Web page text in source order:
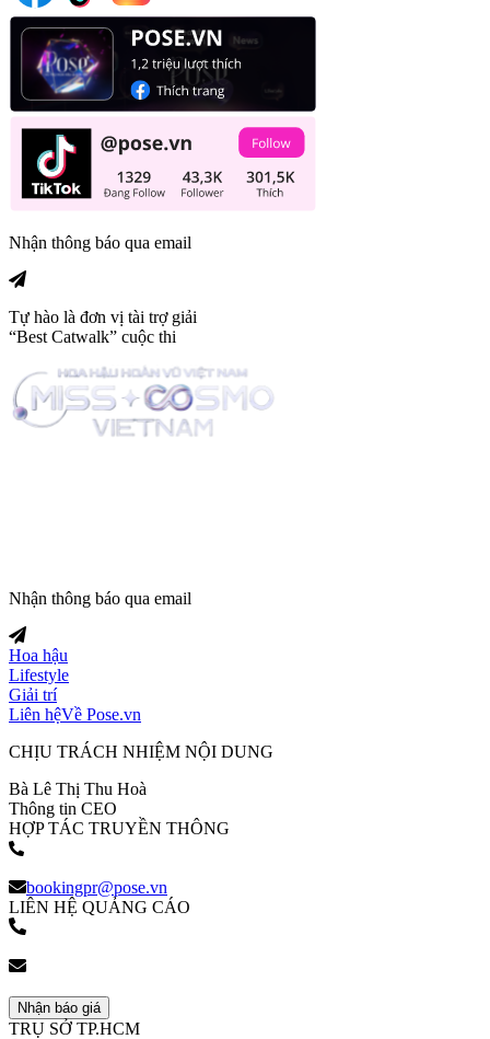
Nhận thông báo qua email
Tự hào là đơn vị tài trợ giải
“Best Catwalk” cuộc thi
Nhận thông báo qua email
Hoa hậu
Lifestyle
Giải trí
Liên hệVề Pose.vn
CHỊU TRÁCH NHIỆM NỘI DUNG
Bà Lê Thị Thu Hoà
Thông tin CEO
HỢP TÁC TRUYỀN THÔNG
bookingpr@pose.vn
LIÊN HỆ QUẢNG CÁO
Nhận báo giá
TRỤ SỞ TP.HCM